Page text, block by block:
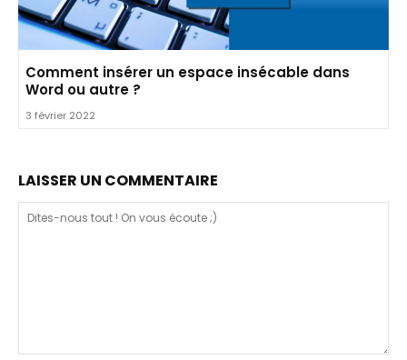
Comment insérer un espace insécable dans
Word ou autre ?
3 février 2022
LAISSER UN COMMENTAIRE